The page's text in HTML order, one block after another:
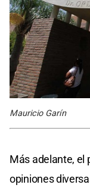
Mauricio Garín
Más adelante, el
opiniones